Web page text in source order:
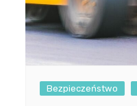
Bezpieczeństwo